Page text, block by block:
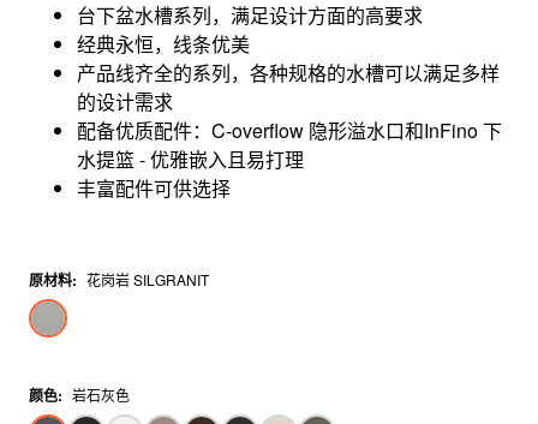
台下盆水槽系列，满足设计方面的高要求
经典永恒，线条优美
产品线齐全的系列，各种规格的水槽可以满足多样
的设计需求
配备优质配件：C-overflow 隐形溢水口和InFino 下
水提篮 - 优雅嵌入且易打理
丰富配件可供选择
原材料: 花岗岩 SILGRANIT
颜色: 岩石灰色